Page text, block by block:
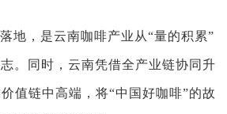
地，是云南咖啡产业从“量的积累”
。同时，云南凭借全产业链协同升
值链中高端，将“中国好咖啡”的故